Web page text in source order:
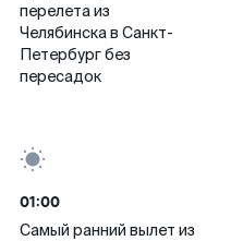
перелета из
Челябинска в Санкт-
Петербург без
пересадок
01:00
Самый ранний вылет из